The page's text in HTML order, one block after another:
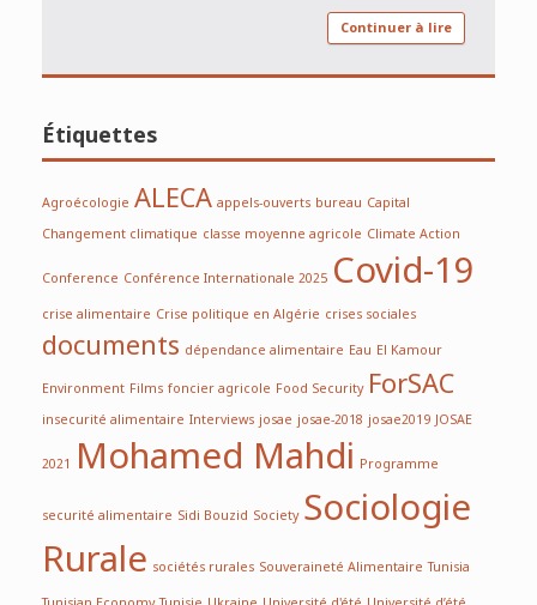
Continuer à lire
Étiquettes
Agroécologie ALECAappels-ouverts bureau Capital
Changement climatique classe moyenne agricole Climate Action
Conference Conférence Internationale 2025 Covid-19
crise alimentaire Crise politique en Algérie crises sociales
documents dépendance alimentaire Eau El Kamour
Environment Filmsfoncier agricole Food Security ForSAC
insecurité alimentaire Interviewsjosae josae-2018 josae2019JOSAE
2021 Mohamed Mahdi Programme
securité alimentaire Sidi Bouzid Society Sociologie
Rurale sociétés rurales Souveraineté Alimentaire Tunisia